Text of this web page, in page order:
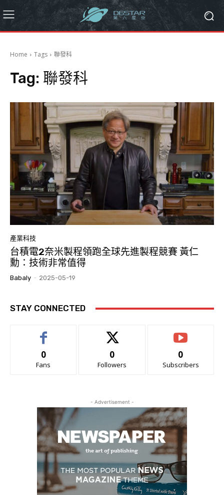
Home Tags 聯發科
Tag: 聯發科
產業科技
台積電2奈米製程領跑全球先進製程競賽 黃仁
勳：技術非常值得
Babaly - 2025-05-19
STAY CONNECTED
0
Fans
0
Followers
0
Subscribers
- Advertisement -